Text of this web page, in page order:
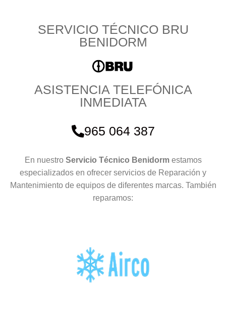
SERVICIO TÉCNICO BRU
BENIDORM
ASISTENCIA TELEFÓNICA
INMEDIATA
965 064 387
En nuestro Servicio Técnico Benidormestamos
especializados en ofrecer servicios de Reparación y
Mantenimiento de equipos de diferentes marcas. También
reparamos: